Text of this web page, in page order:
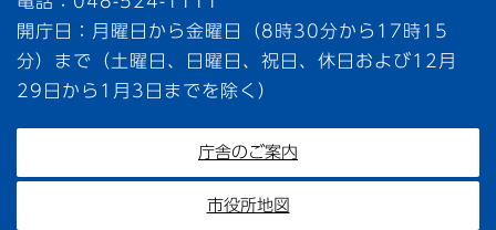
開庁日：月曜日から金曜日（8時30分から17時15
分）まで（土曜日、日曜日、祝日、休日および12月
29日から1月3日までを除く）
庁舎のご案内
市役所地図